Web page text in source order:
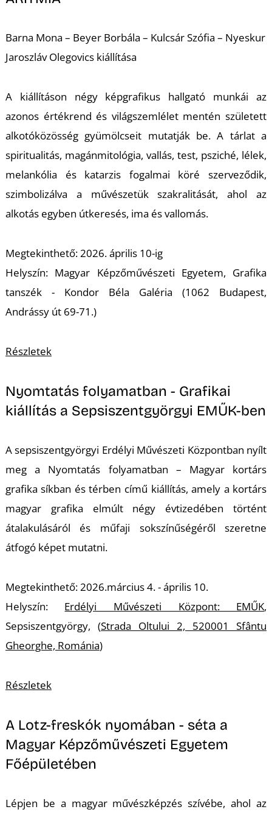
Barna Mona – Beyer Borbála – Kulcsár Szófia – Nyeskur
Jaroszláv Olegovics kiállítása
A kiállításon négy képgrafikus hallgató munkái az
azonos értékrend és világszemlélet mentén született
alkotóközösség gyümölcseit mutatják be. A tárlat a
spiritualitás, magánmitológia, vallás, test, psziché, lélek,
melankólia és katarzis fogalmai köré szerveződik,
szimbolizálva a művészetük szakralitását, ahol az
alkotás egyben útkeresés, ima és vallomás.
Megtekinthető: 2026. április 10-ig
Helyszín: Magyar Képzőművészeti Egyetem, Grafika
tanszék - Kondor Béla Galéria (1062 Budapest,
Andrássy út 69-71.)
Részletek
Nyomtatás folyamatban - Grafikai
kiállítás a Sepsiszentgyörgyi EMŰK-ben
A sepsiszentgyörgyi Erdélyi Művészeti Központban nyílt
meg a Nyomtatás folyamatban – Magyar kortárs
grafika síkban és térben című kiállítás, amely a kortárs
magyar grafika elmúlt négy évtizedében történt
átalakulásáról és műfaji sokszínűségéről szeretne
átfogó képet mutatni.
Megtekinthető: 2026.március 4. - április 10.
Helyszín: Erdélyi Művészeti Központ: EMŰK,
Sepsiszentgyörgy, (Strada Oltului 2, 520001 Sfântu
Gheorghe, Románia)
Részletek
A Lotz-freskók nyomában - séta a
Magyar Képzőművészeti Egyetem
Főépületében
Lépjen be a magyar művészképzés szívébe, ahol az